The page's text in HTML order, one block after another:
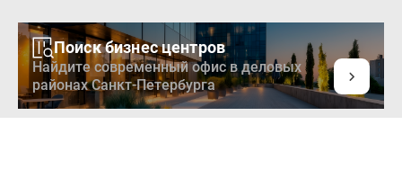
Поиск бизнес центров
Найдите современный офис в деловых
районах Санкт-Петербурга